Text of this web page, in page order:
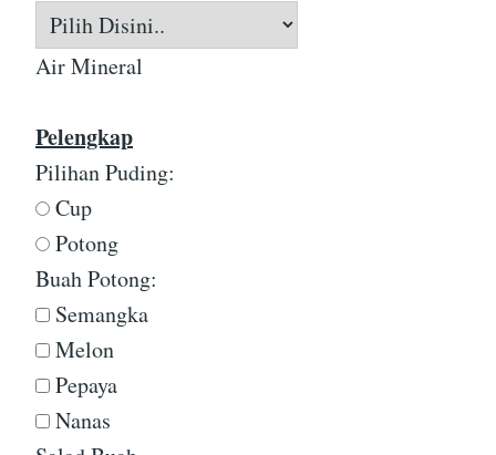
Air Mineral
Pelengkap
Pilihan Puding:
Cup
Potong
Buah Potong:
Semangka
Melon
Pepaya
Nanas